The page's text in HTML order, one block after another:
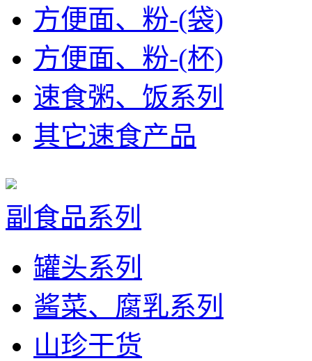
方便面、粉-(袋)
方便面、粉-(杯)
速食粥、饭系列
其它速食产品
副食品系列
罐头系列
酱菜、腐乳系列
山珍干货